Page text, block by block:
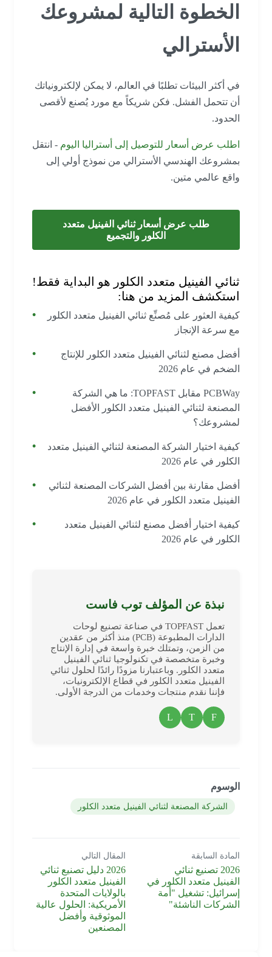
الخطوة التالية لمشروعك
الأسترالي
في أكثر البيئات تطلبًا في العالم، لا يمكن لإلكترونياتك
أن تتحمل الفشل. فكن شريكاً مع مورد يُصنع لأقصى
الحدود.
اطلب عرض أسعار للتوصيل إلى أستراليا اليوم - انتقل
بمشروعك الهندسي الأسترالي من نموذج أولي إلى
واقع عالمي متين.
طلب عرض أسعار ثنائي الفينيل متعدد
الكلور والتجميع
ثنائي الفينيل متعدد الكلور هو البداية فقط!
استكشف المزيد من هنا:
كيفية العثور على مُصنِّع ثنائي الفينيل متعدد الكلور
مع سرعة الإنجاز
أفضل مصنع لثنائي الفينيل متعدد الكلور للإنتاج
الضخم في عام 2026
PCBWay مقابل TOPFAST: ما هي الشركة
المصنعة لثنائي الفينيل متعدد الكلور الأفضل
لمشروعك؟
كيفية اختيار الشركة المصنعة لثنائي الفينيل متعدد
الكلور في عام 2026
أفضل مقارنة بين أفضل الشركات المصنعة لثنائي
الفينيل متعدد الكلور في عام 2026
كيفية اختيار أفضل مصنع لثنائي الفينيل متعدد
الكلور في عام 2026
نبذة عن المؤلف توب فاست
تعمل TOPFAST في صناعة تصنيع لوحات
الدارات المطبوعة (PCB) منذ أكثر من عقدين
من الزمن، وتمتلك خبرة واسعة في إدارة الإنتاج
وخبرة متخصصة في تكنولوجيا ثنائي الفينيل
متعدد الكلور. وباعتبارنا مزودًا رائدًا لحلول ثنائي
الفينيل متعدد الكلور في قطاع الإلكترونيات،
فإننا نقدم منتجات وخدمات من الدرجة الأولى.
L
الوسوم
الشركة المصنعة لثنائي الفينيل متعدد الكلور
المادة السابقة
2026 تصنيع ثنائي
الفينيل متعدد الكلور في
إسرائيل: تشغيل "أمة
الشركات الناشئة"
المقال التالي
2026 دليل تصنيع ثنائي
الفينيل متعدد الكلور
بالولايات المتحدة
الأمريكية: الحلول عالية
الموثوقية وأفضل
المصنعين